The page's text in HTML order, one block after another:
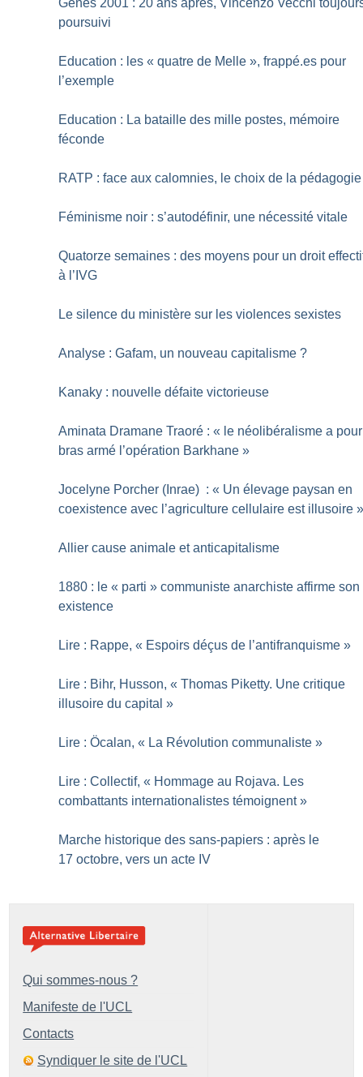
Gênes 2001 : 20 ans après, Vincenzo Vecchi
poursuivi
Education : les « quatre de Melle », frappé.es pour
l’exemple
Education : La bataille des mille postes, mémoire
féconde
RATP : face aux calomnies, le choix de la pédagogie
Féminisme noir : s’autodéfinir, une nécessité vitale
Quatorze semaines : des moyens pour un droit
à l’IVG
Le silence du ministère sur les violences sexistes
Analyse : Gafam, un nouveau capitalisme ?
Kanaky : nouvelle défaite victorieuse
Aminata Dramane Traoré : « le néolibéralisme a pour
bras armé l’opération Barkhane »
Jocelyne Porcher (Inrae) : « Un élevage paysan en
coexistence avec l’agriculture cellulaire est illusoire
Allier cause animale et anticapitalisme
1880 : le « parti » communiste anarchiste affirme son
existence
Lire : Rappe, « Espoirs déçus de l’antifranquisme »
Lire : Bihr, Husson, « Thomas Piketty. Une critique
illusoire du capital »
Lire : Öcalan, « La Révolution communaliste »
Lire : Collectif, « Hommage au Rojava. Les
combattants internationalistes témoignent »
Marche historique des sans-papiers : après le
17 octobre, vers un acte IV
Qui sommes-nous ?
Manifeste de l'UCL
Contacts
Syndiquer le site de l'UCL